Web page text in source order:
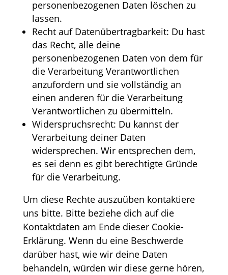
personenbezogenen Daten löschen zu
lassen.
Recht auf Datenübertragbarkeit: Du hast
das Recht, alle deine
personenbezogenen Daten von dem für
die Verarbeitung Verantwortlichen
anzufordern und sie vollständig an
einen anderen für die Verarbeitung
Verantwortlichen zu übermitteln.
Widerspruchsrecht: Du kannst der
Verarbeitung deiner Daten
widersprechen. Wir entsprechen dem,
es sei denn es gibt berechtigte Gründe
für die Verarbeitung.
Um diese Rechte auszuüben kontaktiere
uns bitte. Bitte beziehe dich auf die
Kontaktdaten am Ende dieser Cookie-
Erklärung. Wenn du eine Beschwerde
darüber hast, wie wir deine Daten
behandeln, würden wir diese gerne hören,